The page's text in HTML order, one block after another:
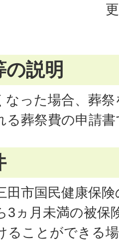
の説明
なった場合、葬
る葬祭費の申請
田市国民健康保
3ヵ月未満の被
ることができる